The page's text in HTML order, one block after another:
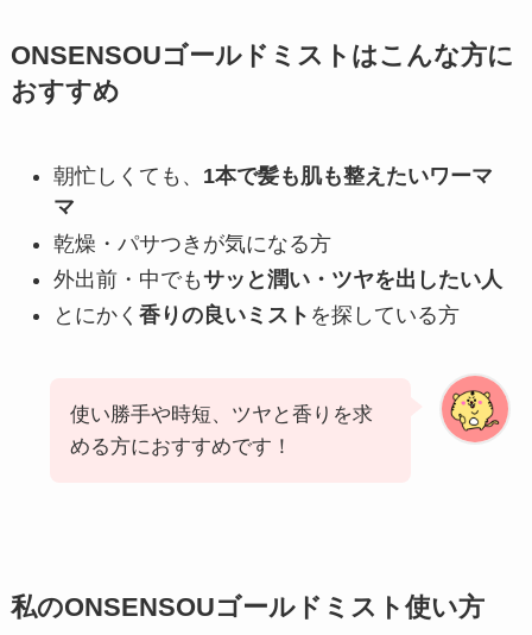
ONSENSOUゴールドミストはこんな方に
おすすめ
朝忙しくても、 1本で髪も肌も整えたいワーマ
マ
乾燥・パサつきが気になる方
外出前・中でもサッと潤い・ツヤを出したい人
とにかく 香りの良いミスト を探している方
使い勝手や時短、ツヤと香りを求
める方におすすめです！
私のONSENSOUゴールドミスト使い方